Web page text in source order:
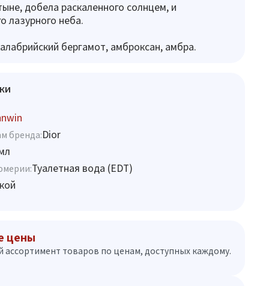
добела раскаленного солнцем, и
лазурного неба.
бергамот, амброксан, амбра.
бренда:Dior
Туалетная вода (EDT)
цены
товаров по ценам, доступных каждому.